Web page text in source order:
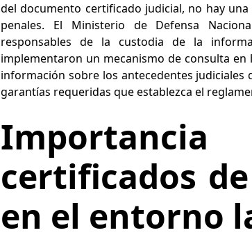
del documento certificado judicial, no hay
penales. El Ministerio de Defensa
responsables de la custodia de la
implementaron un mecanismo de consulta
información sobre los antecedentes judiciales
garantías requeridas que establezca el
certificados
en el entorno